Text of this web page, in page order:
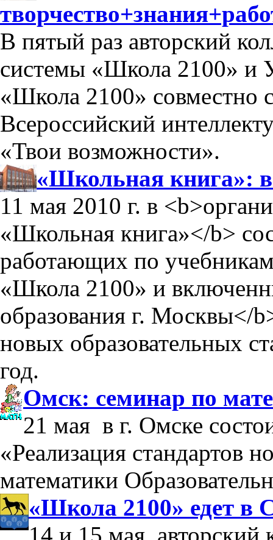
В пятый раз авторский
системы «Школа 2100» и
«Школа 2100» совместно
Всероссийский
«Твои возможности».
«Школьная книга»:
11 мая 2010 г. в
«Школьная книга»</b>
работающих по
«Школа 2100» и
образования г. Москвы</
новых образовательных
год.
Омск: семинар по
21 мая в г. Омске
«Реализация стандартов
математики
«Школа 2100» едет в